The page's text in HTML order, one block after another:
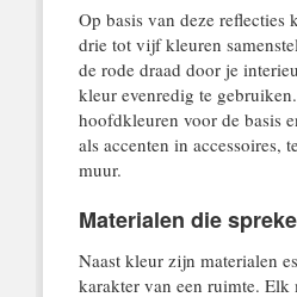
Op basis van deze reflecties
drie tot vijf kleuren
de rode draad door je
kleur evenredig te
hoofdkleuren voor de basis
als accenten in accessoires,
muur.
Materialen die
Naast kleur zijn materialen
karakter van een ruimte. Elk